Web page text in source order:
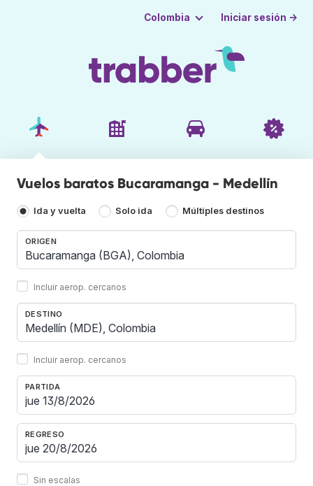
Colombia Iniciar sesión →
Vuelos baratos Bucaramanga - Medellín
Ida y vuelta Solo ida Múltiples destinos
ORIGEN
Incluir aerop. cercanos
DESTINO
Incluir aerop. cercanos
PARTIDA
REGRESO
Sin escalas